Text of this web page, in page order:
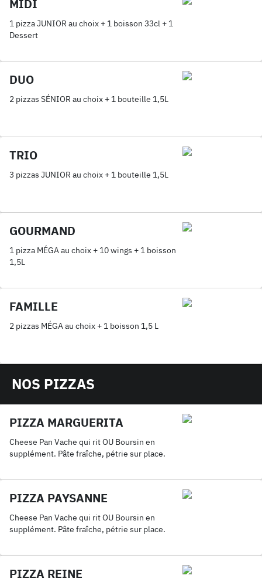
MIDI
1 pizza JUNIOR au choix + 1 boisson 33cl + 1
Dessert
DUO
2 pizzas SÉNIOR au choix + 1 bouteille 1,5L
TRIO
3 pizzas JUNIOR au choix + 1 bouteille 1,5L
GOURMAND
1 pizza MÉGA au choix + 10 wings + 1 boisson
1,5L
FAMILLE
2 pizzas MÉGA au choix + 1 boisson 1,5 L
NOS PIZZAS
PIZZA MARGUERITA
Cheese Pan Vache qui rit OU Boursin en
supplément. Pâte fraîche, pétrie sur place.
PIZZA PAYSANNE
Cheese Pan Vache qui rit OU Boursin en
supplément. Pâte fraîche, pétrie sur place.
PIZZA REINE